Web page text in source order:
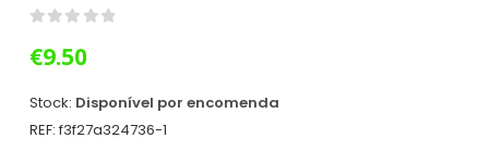
€9.50
Stock: Disponível por encomenda
REF: f3f27a324736-1